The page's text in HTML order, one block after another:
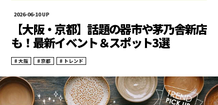
2026-06-10
【大阪・京都】話題の器市や茅乃舎新店
も！最新イベント＆スポット3選
大阪 京都 トレンド